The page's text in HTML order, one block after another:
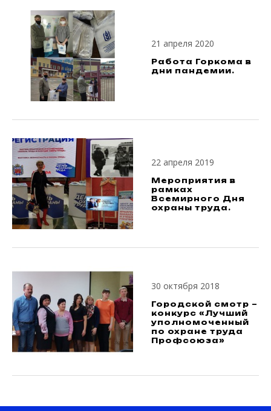
21 апреля 2020
Работа Горкома в
дни пандемии.
22 апреля 2019
Мероприятия в
рамках
Всемирного Дня
охраны труда.
30 октября 2018
Городской смотр –
конкурс «Лучший
уполномоченный
по охране труда
Профсоюза»